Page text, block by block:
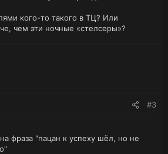
кого-то такого в ТЦ? Или
чем эти ночные «стелсеры»?
#3
фраза "пацан к успеху шёл, но не